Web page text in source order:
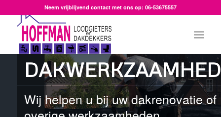
Neem vrijblijvend contact met ons op: 06-53675557
Wij helpen u bij uw dakrenovatie of
overige werkzaamheden